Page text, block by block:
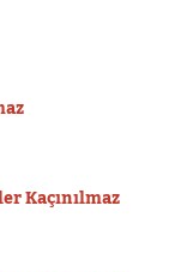
Kaçınılmaz